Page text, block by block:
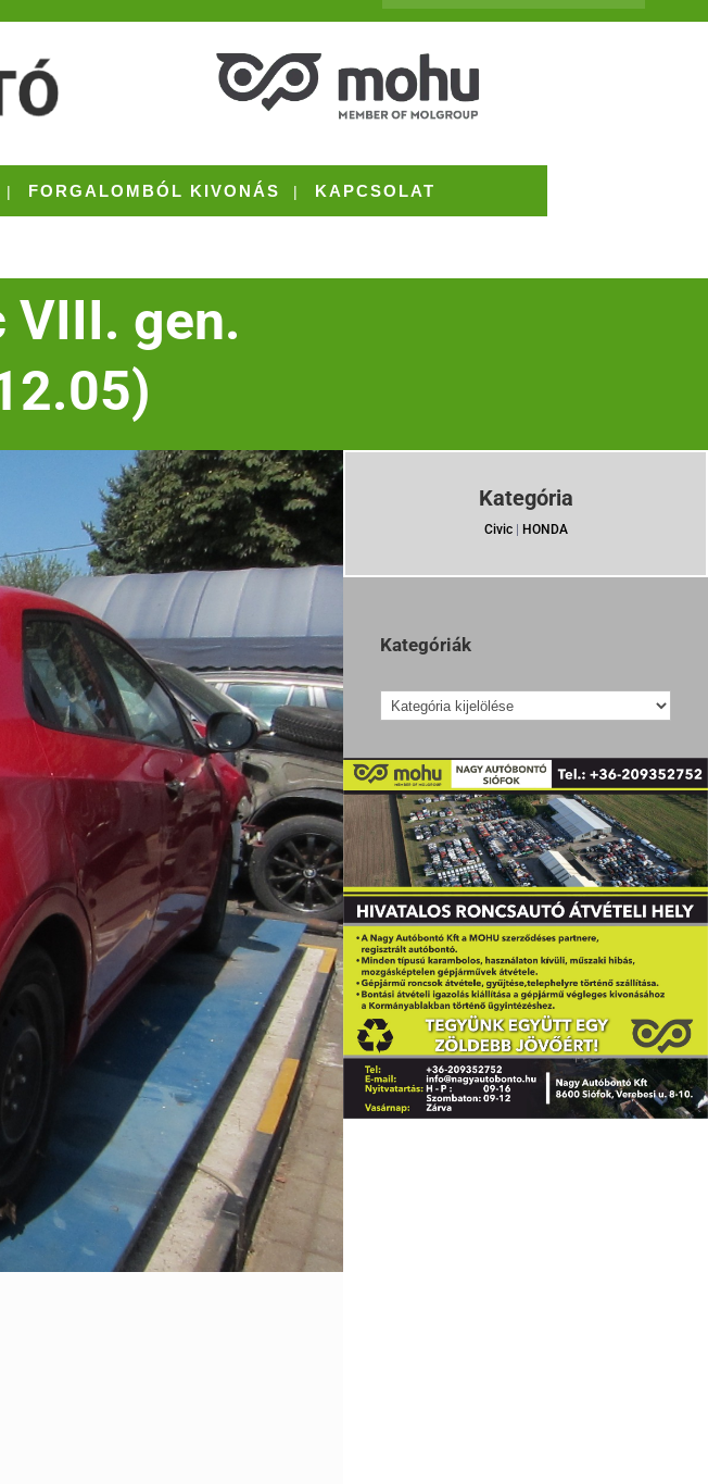
FORGALOMBÓL KIVONÁS KAPCSOLAT
VIII. gen.
Kategória
Civic| HONDA
Kategóriák
Kategóriák